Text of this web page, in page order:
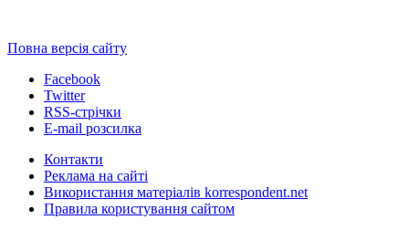
Повна версія сайту
Facebook
Twitter
RSS-стрічки
E-mail розсилка
Контакти
Реклама на сайті
Використання матеріалів korrespondent.net
Правила користування сайтом